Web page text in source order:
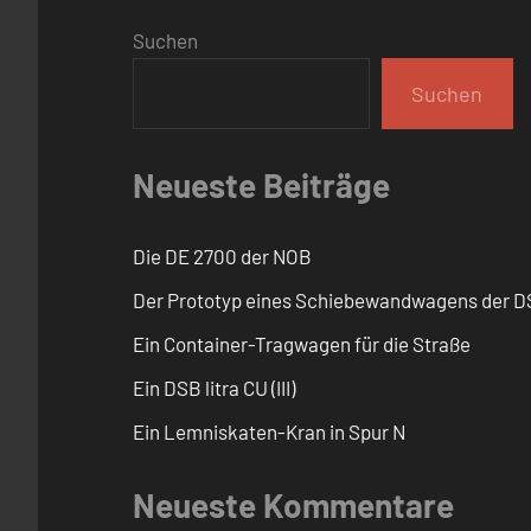
Suchen
Suchen
Neueste Beiträge
Die DE 2700 der NOB
Der Prototyp eines Schiebewandwagens der
Ein Container-Tragwagen für die Straße
Ein DSB litra CU (III)
Ein Lemniskaten-Kran in Spur N
Neueste Kommentare